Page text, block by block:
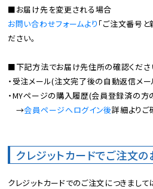
お問い合わせフォームより 「ご注文番号
ださい。
■下記方法でお届け先住所の確認くださ
・受注メール(注文完了後の自動返信メー
・MYページの購入履歴(会員登録済の方
→会員ページへログイン後詳細よりご
クレジットカードでご注文
クレジットカードでのご注文につきまし